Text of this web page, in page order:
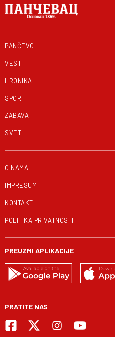
PANČEVO
VESTI
HRONIKA
SPORT
ZABAVA
SVET
O NAMA
IMPRESUM
KONTAKT
POLITIKA PRIVATNOSTI
PREUZMI APLIKACIJE
PRATITE NAS